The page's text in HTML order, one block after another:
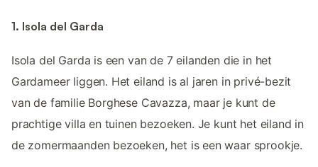
1. Isola del Garda
Isola del Garda is een van de 7 eilanden die in het
Gardameer liggen. Het eiland is al jaren in privé-bezit
van de familie Borghese Cavazza, maar je kunt de
prachtige villa en tuinen bezoeken. Je kunt het eiland in
de zomermaanden bezoeken, het is een waar sprookje.